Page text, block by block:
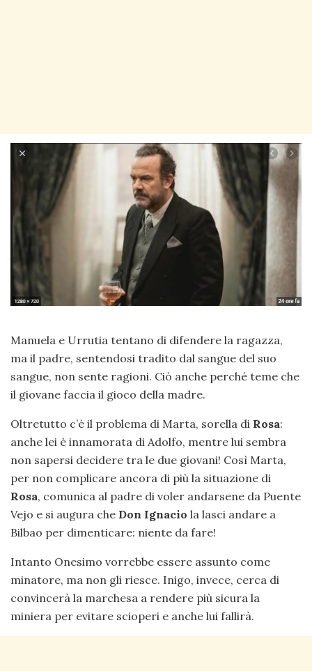
Manuela e Urrutia tentano di difendere la ragazza,
ma il padre, sentendosi tradito dal sangue del suo
sangue, non sente ragioni. Ciò anche perché teme che
il giovane faccia il gioco della madre.
Oltretutto c’è il problema di Marta, sorella di Rosa:
anche lei è innamorata di Adolfo, mentre lui sembra
non sapersi decidere tra le due giovani! Così Marta,
per non complicare ancora di più la situazione di
Rosa, comunica al padre di voler andarsene da Puente
Vejo e si augura che Don Ignacio la lasci andare a
Bilbao per dimenticare: niente da fare!
Intanto Onesimo vorrebbe essere assunto come
minatore, ma non gli riesce. Inigo, invece, cerca di
convincerà la marchesa a rendere più sicura la
miniera per evitare scioperi e anche lui fallirà.